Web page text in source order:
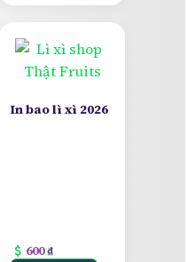
In bao lì xì 2026
attach_money 600₫